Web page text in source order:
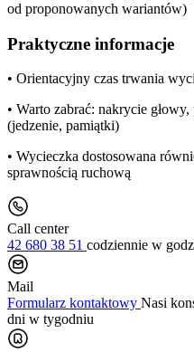
od proponowanych wariantów)
Praktyczne informacje
• Orientacyjny czas trwania
• Warto zabrać: nakrycie
(jedzenie, pamiątki)
• Wycieczka dostosowana
sprawnością ruchową
Call center
42 680 38 51 codziennie w
Mail
Formularz kontaktowy Nasi
dni w tygodniu